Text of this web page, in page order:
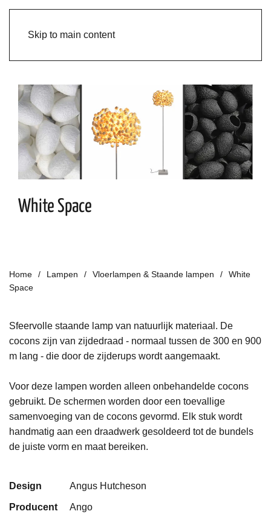
Skip to main content
White Space
Home Lampen Vloerlampen & Staande lampen
White
Space
Sfeervolle staande lamp van natuurlijk materiaal. De
cocons zijn van zijdedraad - normaal tussen de 300 en 900
m lang - die door de zijderups wordt aangemaakt.
Voor deze lampen worden alleen onbehandelde cocons
gebruikt. De schermen worden door een toevallige
samenvoeging van de cocons gevormd. Elk stuk wordt
handmatig aan een draadwerk gesoldeerd tot de bundels
de juiste vorm en maat bereiken.
Design Angus Hutcheson
Producent Ango